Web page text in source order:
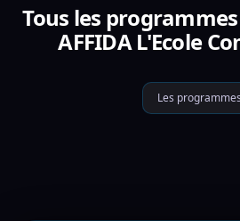
Tous les programmes
AFFIDA L'Ecole
Les programmes